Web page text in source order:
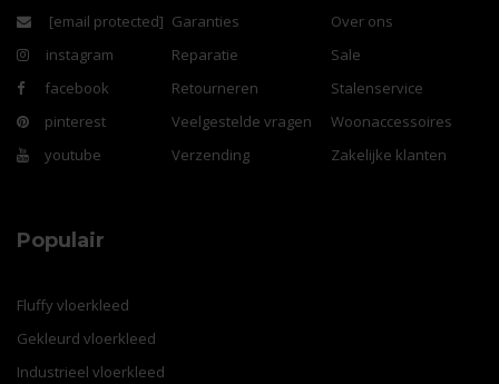
[email protected]
instagram
facebook
pinterest
youtube
Garanties
Reparatie
Retourneren
Veelgestelde vragen
Verzending
Over ons
Sale
Stalenservice
Woonaccessoires
Zakelijke klanten
Populair
Fluffy vloerkleed
Gekleurd vloerkleed
Industrieel vloerkleed